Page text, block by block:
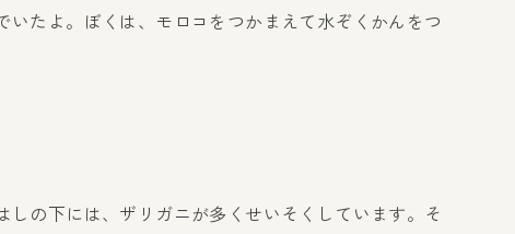
いたよ。ぼくは、モロコをつかまえて水ぞくかんをつ
の下には、ザリガニが多くせいそくしています。そ